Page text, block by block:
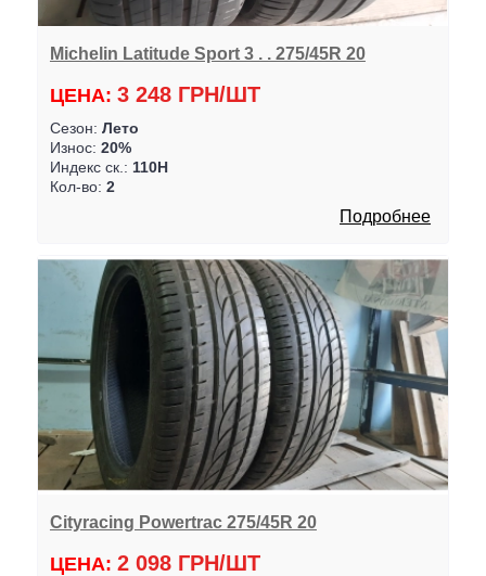
Michelin Latitude Sport 3 . . 275/45R 20
ЦЕНА: 3 248 ГРН/ШТ
Сезон: Лето
Износ: 20%
Индекс ск.: 110H
Кол-во: 2
Подробнее
Cityracing Powertrac 275/45R 20
ЦЕНА: 2 098 ГРН/ШТ